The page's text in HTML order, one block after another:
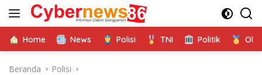
Langsung
Home News Polisi TNI Politik
Beranda Polisi